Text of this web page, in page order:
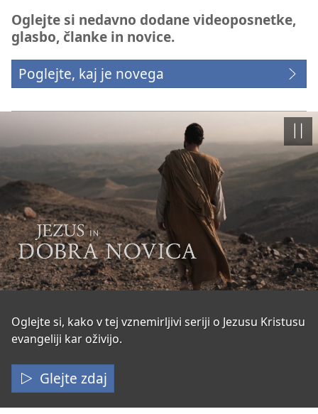
Oglejte si nedavno dodane videoposnetke,
glasbo, članke in novice.
Poglejte, kaj je novega
Jezus
in
dobra
novica
Oglejte si, kako v tej vznemirljivi seriji o Jezusu Kristusu
evangeliji kar oživijo.
Glejte zdaj